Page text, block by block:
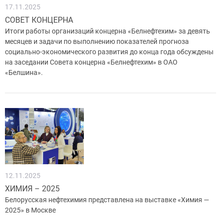
17.11.2025
СОВЕТ КОНЦЕРНА
Итоги работы организаций концерна «Белнефтехим» за девять
месяцев и задачи по выполнению показателей прогноза
социально-экономического развития до конца года обсуждены
на заседании Совета концерна «Белнефтехим» в ОАО
«Белшина».
12.11.2025
ХИМИЯ – 2025
Белорусская нефтехимия представлена на выставке «Химия —
2025» в Москве